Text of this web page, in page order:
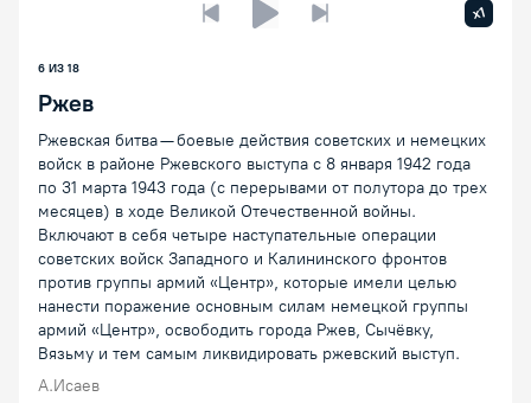
Предыдущая лекцияСледующая лекция
x1
6 ИЗ 18
Ржев
Ржевская битва — боевые действия советских и немецких
войск в районе Ржевского выступа с 8 января 1942 года
по 31 марта 1943 года (с перерывами от полутора до трех
месяцев) в ходе Великой Отечественной войны.
Включают в себя четыре наступательные операции
советских войск Западного и Калининского фронтов
против группы армий «Центр», которые имели целью
нанести поражение основным силам немецкой группы
армий «Центр», освободить города Ржев, Сычёвку,
Вязьму и тем самым ликвидировать ржевский выступ.
А.Исаев